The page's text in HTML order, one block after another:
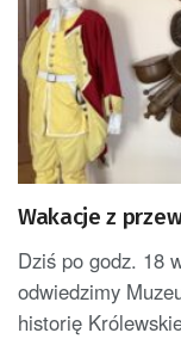
Wakacje z
Dziś po godz. 18
odwiedzimy
historię